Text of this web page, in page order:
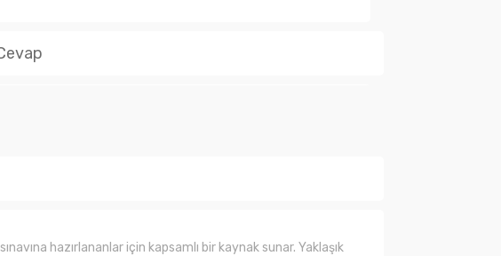
hazırlananlar için kapsamlı bir kaynak sunar. Yaklaşık